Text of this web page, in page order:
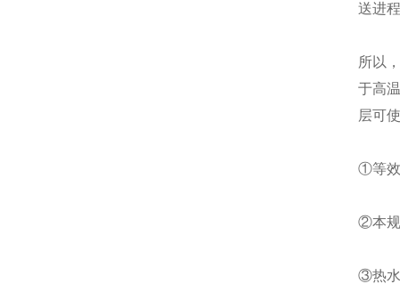
送进
所以
于高
层可
①等效
②本规
③热水